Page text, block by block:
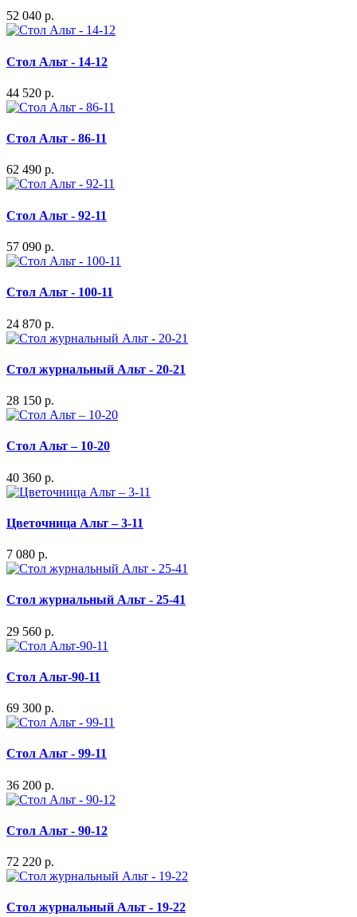
52 040 р.
Стол Альт - 14-12
44 520 р.
Стол Альт - 86-11
62 490 р.
Стол Альт - 92-11
57 090 р.
Стол Альт - 100-11
24 870 р.
Стол журнальный Альт - 20-21
28 150 р.
Стол Альт – 10-20
40 360 р.
Цветочница Альт – 3-11
7 080 р.
Стол журнальный Альт - 25-41
29 560 р.
Стол Альт-90-11
69 300 р.
Стол Альт - 99-11
36 200 р.
Стол Альт - 90-12
72 220 р.
Стол журнальный Альт - 19-22